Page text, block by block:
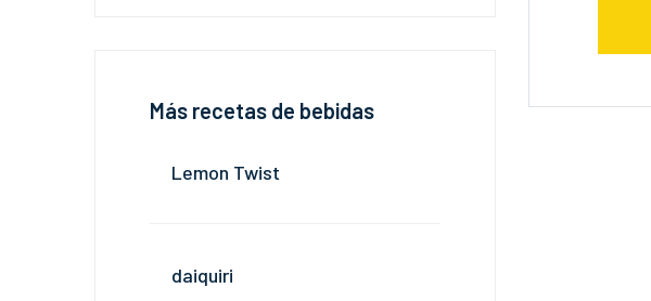
Más recetas de bebidas
Lemon Twist
daiquiri